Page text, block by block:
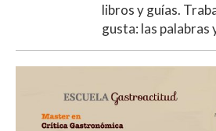
libros y guías.
gusta: las palabras